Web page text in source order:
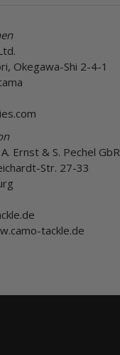
Okegawa-Shi 2-4-1
Ernst & S. Pechel GbR
Str. 27-33
tackle.de